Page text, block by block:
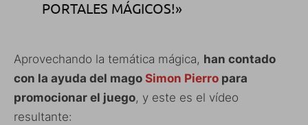
PORTALES MÁGICOS!»
Aprovechando la temática mágica, han contado
con la ayuda del mago Simon Pierro para
promocionar el juego, y este es el vídeo
resultante: